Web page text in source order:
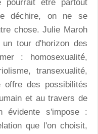
pourrait être partout
déchire, on ne se
chose. Julie Maroh
tour d'horizon des
: homosexualité,
transexualité,
offre des possibilités
et au travers de
évidente s'impose :
que l'on choisit,